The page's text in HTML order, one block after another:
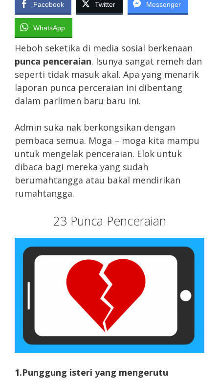
Facebook Twitter Messenger
WhatsApp
Heboh seketika di media sosial berkenaan
punca penceraian. Isunya sangat remeh dan
seperti tidak masuk akal. Apa yang menarik
laporan punca perceraian ini dibentang
dalam parlimen baru baru ini.
Admin suka nak berkongsikan dengan
pembaca semua. Moga – moga kita mampu
untuk mengelak penceraian. Elok untuk
dibaca bagi mereka yang sudah
berumahtangga atau bakal mendirikan
rumahtangga.
23 Punca Penceraian
1.Punggung isteri yang mengerutu